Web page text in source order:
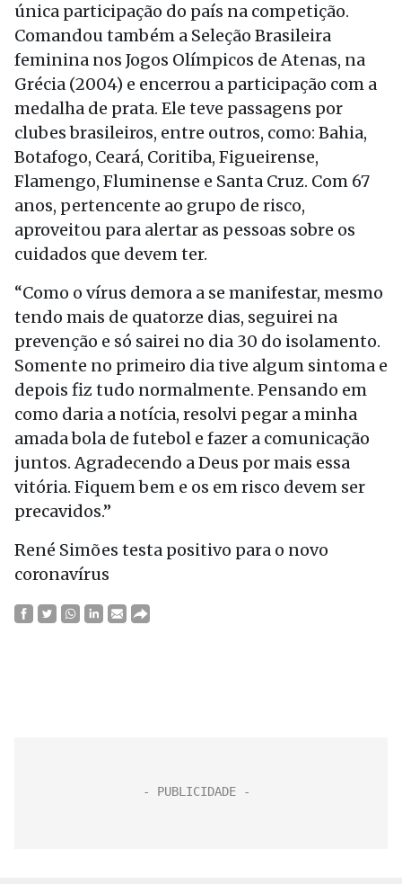
única participação do país na competição.
Comandou também a Seleção Brasileira
feminina nos Jogos Olímpicos de Atenas, na
Grécia (2004) e encerrou a participação com a
medalha de prata. Ele teve passagens por
clubes brasileiros, entre outros, como: Bahia,
Botafogo, Ceará, Coritiba, Figueirense,
Flamengo, Fluminense e Santa Cruz. Com 67
anos, pertencente ao grupo de risco,
aproveitou para alertar as pessoas sobre os
cuidados que devem ter.
“Como o vírus demora a se manifestar, mesmo
tendo mais de quatorze dias, seguirei na
prevenção e só sairei no dia 30 do isolamento.
Somente no primeiro dia tive algum sintoma e
depois fiz tudo normalmente. Pensando em
como daria a notícia, resolvi pegar a minha
amada bola de futebol e fazer a comunicação
juntos. Agradecendo a Deus por mais essa
vitória. Fiquem bem e os em risco devem ser
precavidos.”
René Simões testa positivo para o novo
coronavírus